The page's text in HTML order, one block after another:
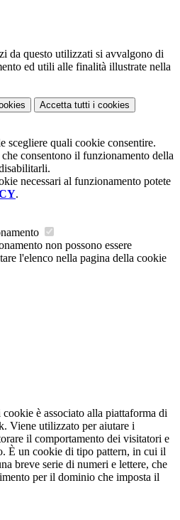
da questo utilizzati si avvalgono di
ed utili alle finalità illustrate nella
Accetta tutti i cookies
scegliere quali cookie consentire.
consentono il funzionamento della
necessari al funzionamento potete
.
non possono essere
l'elenco nella pagina della cookie
è associato alla piattaforma di
Viene utilizzato per aiutare i
il comportamento dei visitatori e
È un cookie di tipo pattern, in cui il
breve serie di numeri e lettere, che
per il dominio che imposta il